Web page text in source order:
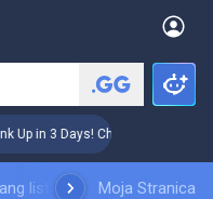
in 3 Days! Challenger Coaching
lista skinovaRangiranje
Moja Stranica